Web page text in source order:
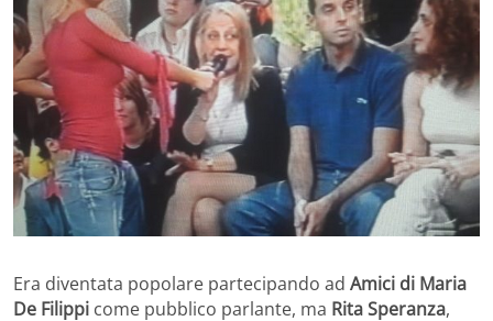
Era diventata popolare partecipando ad Amici di Maria
De Filippi come pubblico parlante, ma Rita Speranza,